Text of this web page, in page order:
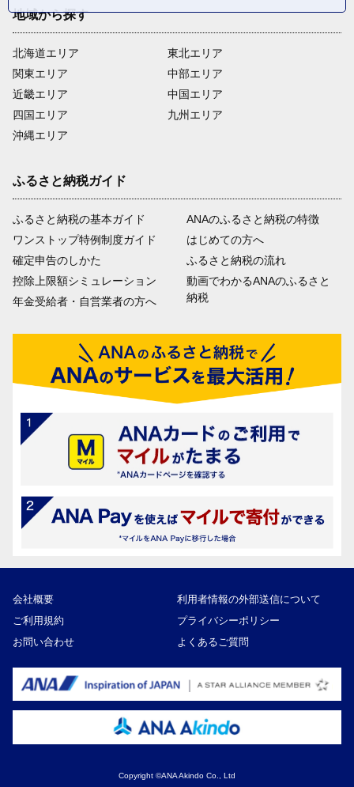
地域から探す
北海道エリア
関東エリア
近畿エリア
四国エリア
沖縄エリア
東北エリア
中部エリア
中国エリア
九州エリア
ふるさと納税ガイド
ふるさと納税の基本ガイド
ワンストップ特例制度ガイド
確定申告のしかた
控除上限額シミュレーション
年金受給者・自営業者の方へ
ANAのふるさと納税の特徴
はじめての方へ
ふるさと納税の流れ
動画でわかるANAのふるさと
納税
会社概要
利用者情報の外部送信について
ご利用規約
プライバシーポリシー
お問い合わせ
よくあるご質問
Copyright ©ANA Akindo Co., Ltd